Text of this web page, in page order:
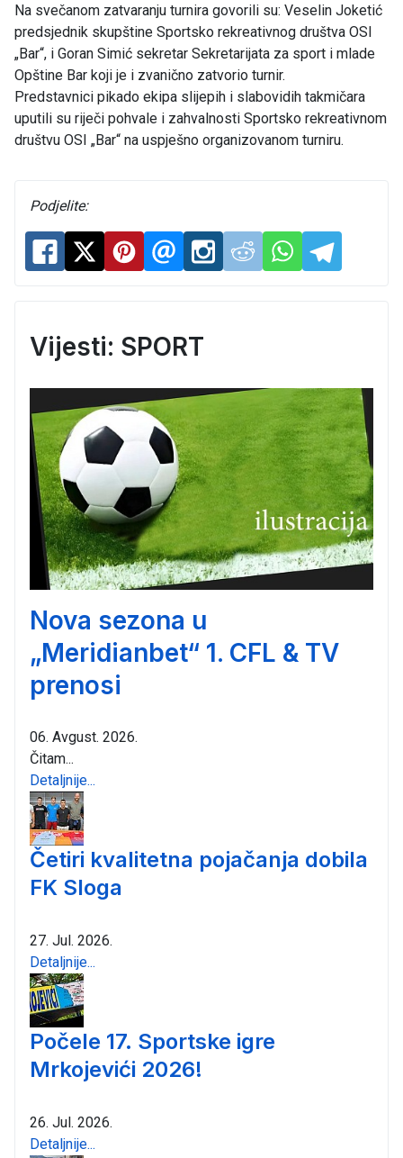
Na svečanom zatvaranju turnira govorili su: Veselin Joketić
predsjednik skupštine Sportsko rekreativnog društva OSI
„Bar“, i Goran Simić sekretar Sekretarijata za sport i mlade
Opštine Bar koji je i zvanično zatvorio turnir.
Predstavnici pikado ekipa slijepih i slabovidih takmičara
uputili su riječi pohvale i zahvalnosti Sportsko rekreativnom
društvu OSI „Bar“ na uspješno organizovanom turniru.
Podjelite:
Vijesti: SPORT
Nova sezona u
„Meridianbet“ 1. CFL & TV
prenosi
06. Avgust. 2026.
Čitam...
Detaljnije...
Četiri kvalitetna pojačanja dobila
FK Sloga
27. Jul. 2026.
Detaljnije...
Počele 17. Sportske igre
Mrkojevići 2026!
26. Jul. 2026.
Detaljnije...